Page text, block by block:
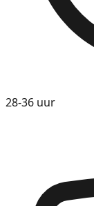
28-36 uur